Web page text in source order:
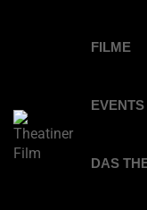
FILME
EVENTS
DAS